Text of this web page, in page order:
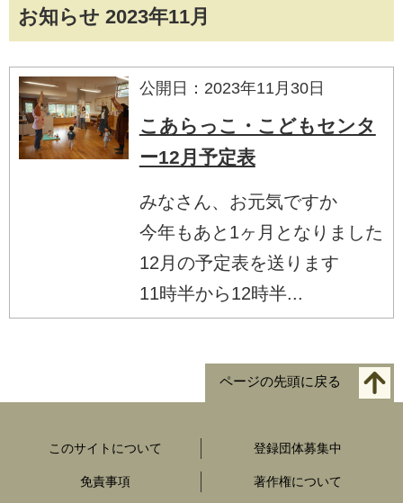
お知らせ 2023年11月
公開日：2023年11月30日
こあらっこ・こどもセンタ
ー12月予定表
みなさん、お元気ですか
今年もあと1ヶ月となりました
12月の予定表を送ります
11時半から12時半...
ページの先頭に戻る
このサイトについて 登録団体募集中
免責事項 著作権について